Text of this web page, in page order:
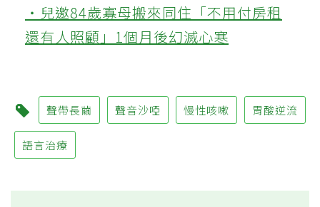
‧兒邀84歲寡母搬來同住「不用付房租
還有人照顧」1個月後幻滅心寒
聲帶長繭 聲音沙啞 慢性咳嗽 胃酸逆流
語言治療